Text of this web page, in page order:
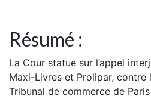
Résumé :
La Cour statue sur l’appel
Maxi-Livres et Prolipar, contre
Tribunal de commerce de